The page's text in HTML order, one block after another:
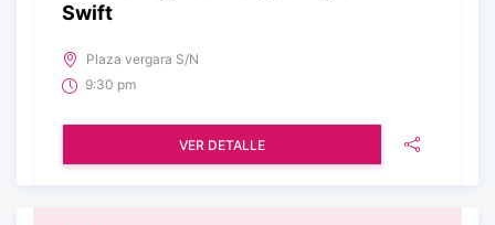
Swift
Plaza vergara S/N
9:30 pm
VER DETALLE